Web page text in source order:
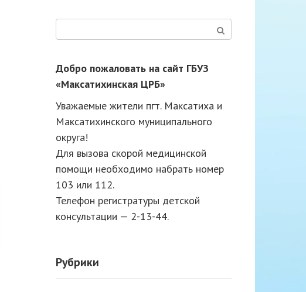
Добро пожаловать на сайт ГБУЗ
«Максатихинская ЦРБ»
Уважаемые жители пгт. Максатиха и
Максатихинского муниципального
округа!
Для вызова скорой медицинской
помощи необходимо набрать номер
103 или 112.
Телефон регистратуры детской
консультации — 2-13-44.
Рубрики